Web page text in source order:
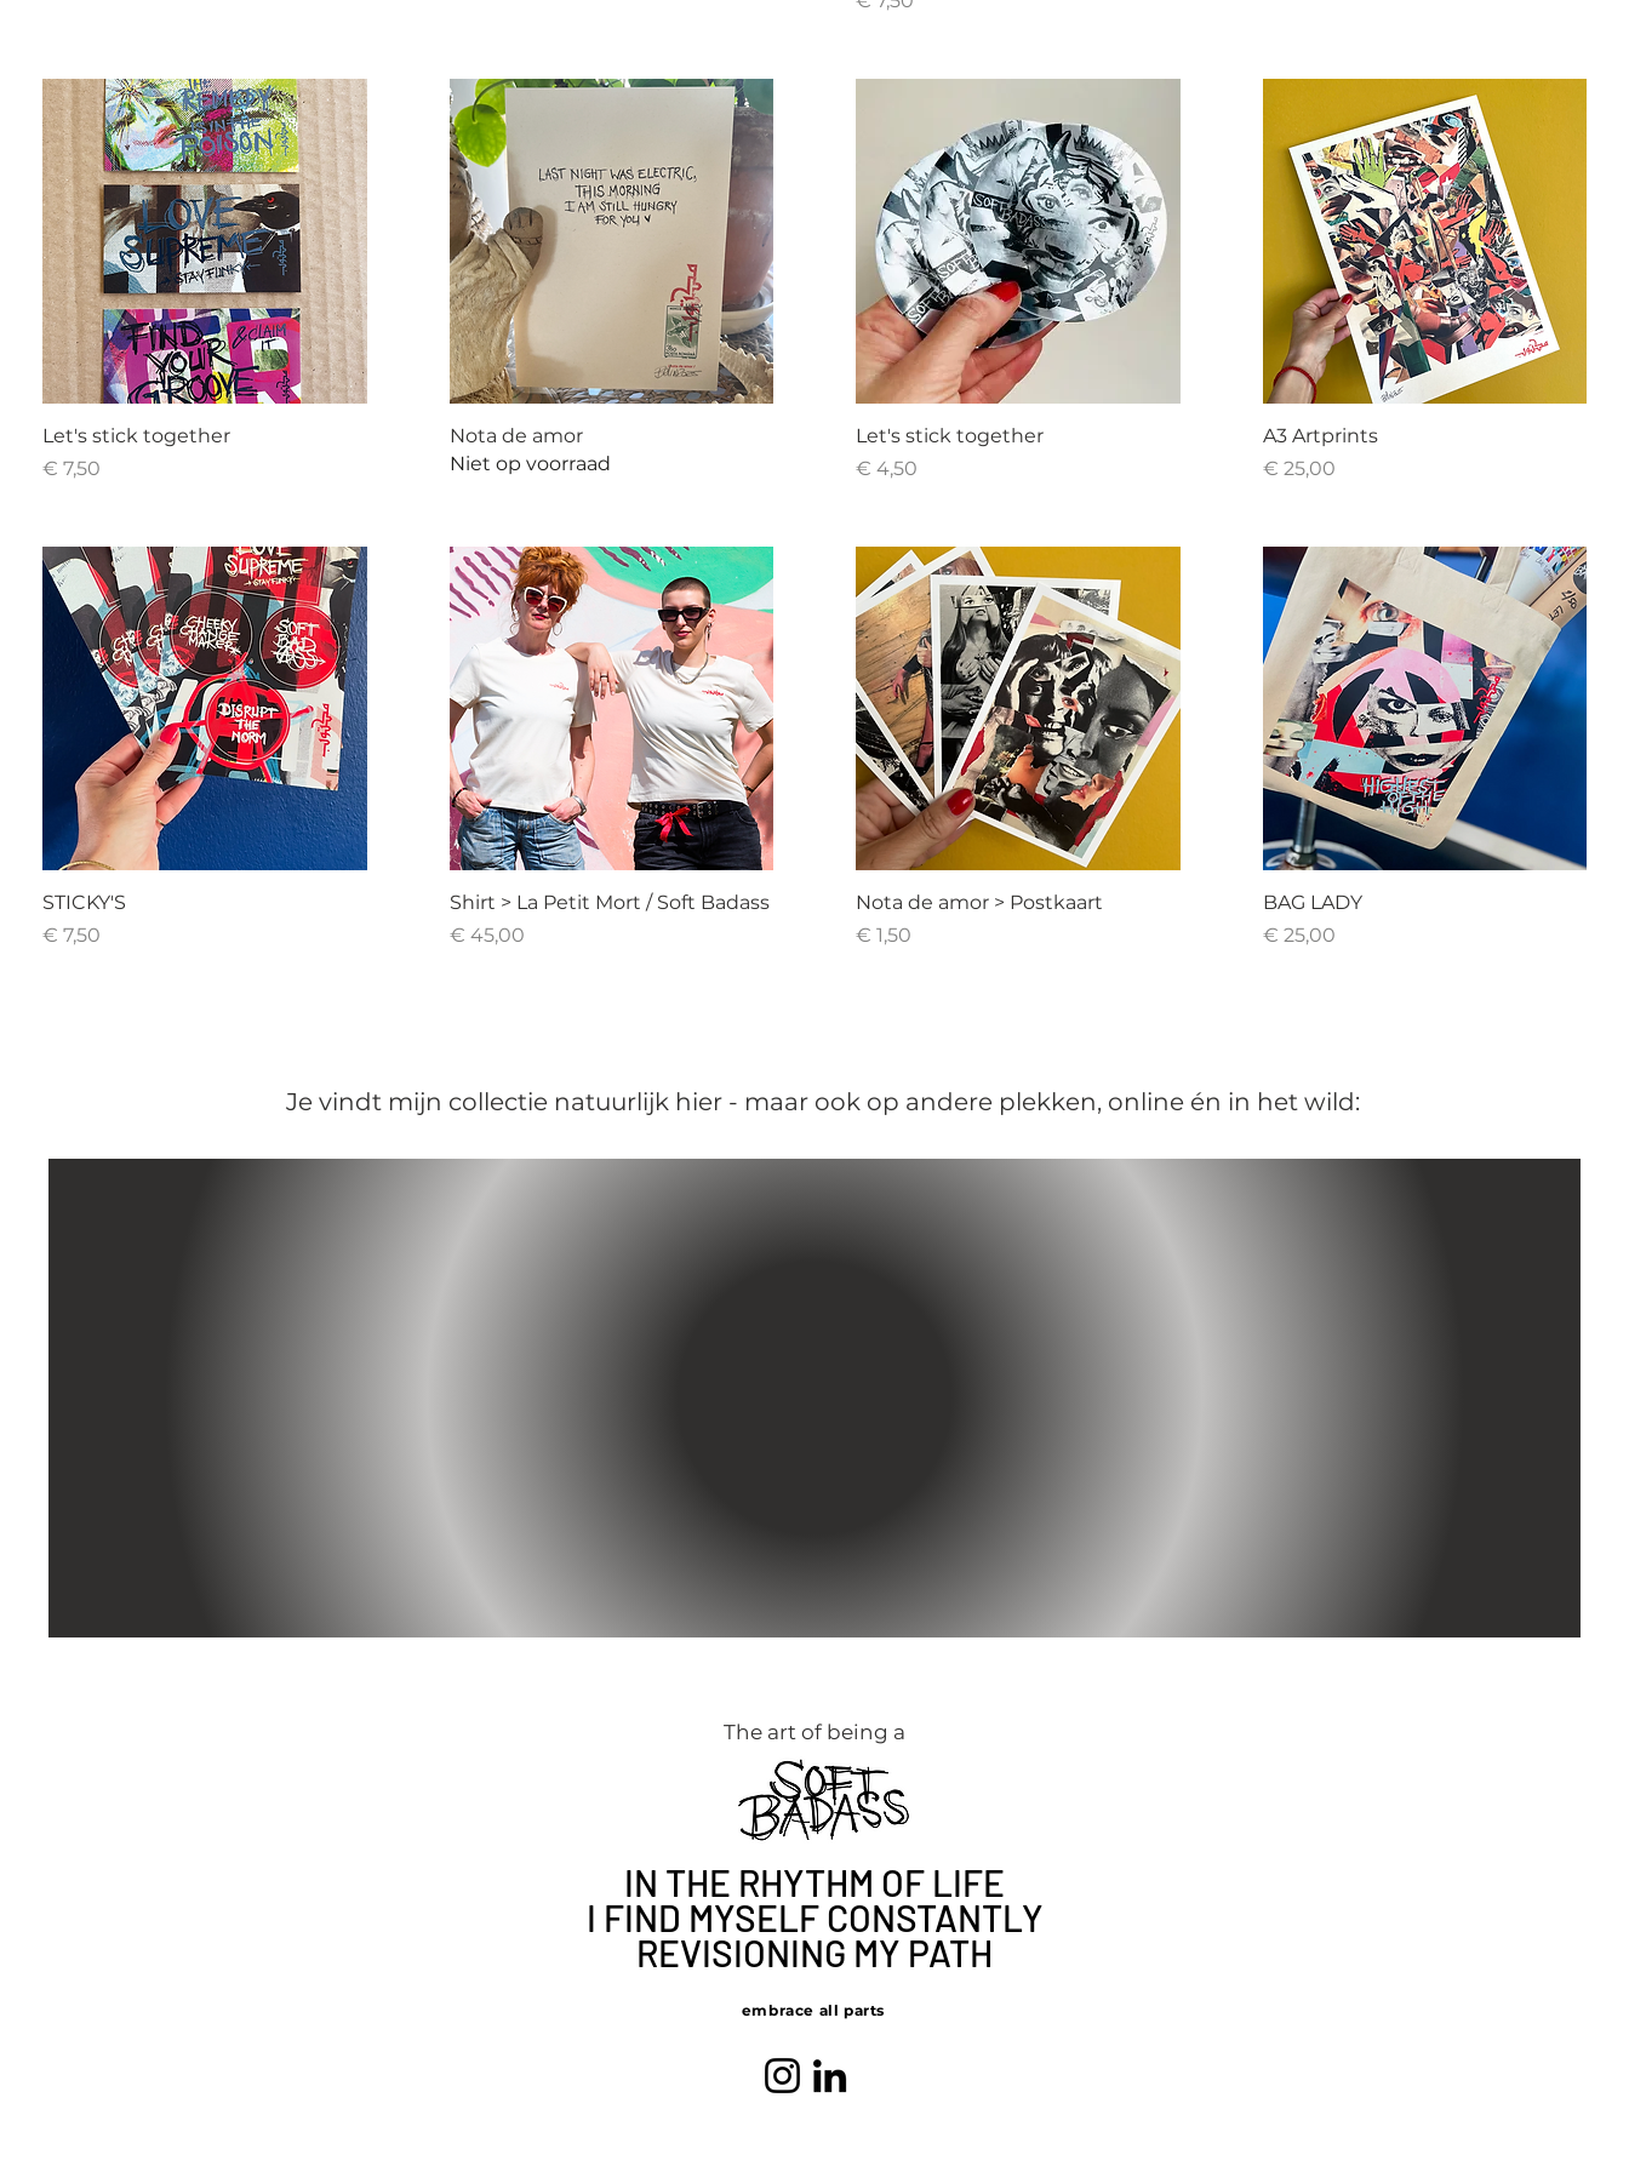
Let's stick together
Prijs
€ 7,50
Nota de amor
Niet op voorraad
Let's stick together
Prijs
€ 4,50
A3 Artprints
Prijs
€ 25,00
STICKY'S
Prijs
€ 7,50
Shirt > La Petit Mort / Soft Badass
Prijs
€ 45,00
Nota de amor > Postkaart
Prijs
€ 1,50
BAG LADY
Prijs
€ 25,00
Je vindt mijn collectie natuurlijk hier - maar ook op andere plekken, online én in het wild:
The art of being a
IN THE RHYTHM OF LIFE
I FIND MYSELFCONSTANTLY
REVISIONING MY PATH
embrace all parts